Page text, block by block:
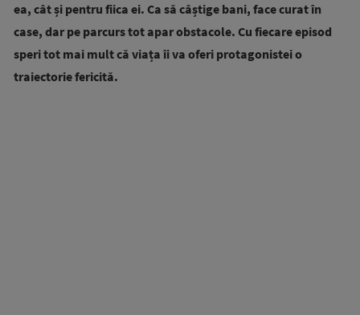
ea, cât și pentru fiica ei. Ca să câștige bani, face curat în
case, dar pe parcurs tot apar obstacole. Cu fiecare episod
speri tot mai mult că viața îi va oferi protagonistei o
traiectorie fericită.